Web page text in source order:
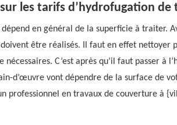
les tarifs d’hydrofugation
en général de la superficie à traiter.
être réalisés. Il faut en effet nettoyer
C’est après qu’il faut passer à
d’œuvre vont dépendre de la surface de
professionnel en travaux de couverture à